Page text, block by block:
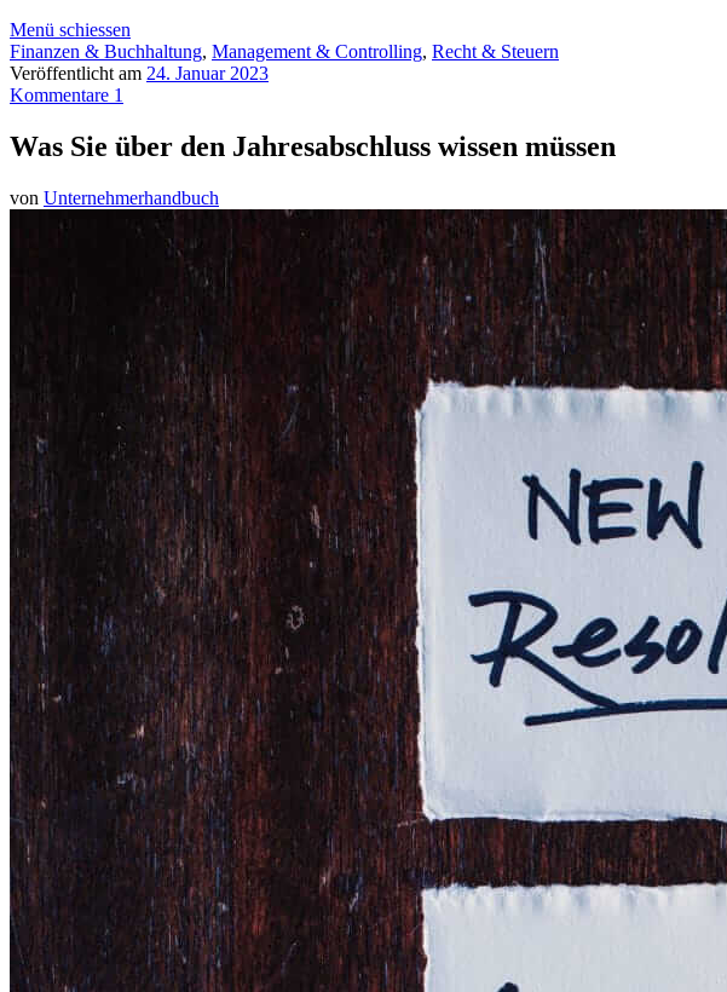
Menü schiessen
Finanzen & Buchhaltung, Management & Controlling, Recht & Steuern
Veröffentlicht am 24. Januar 2023
Kommentare 1
Was Sie über den Jahresabschluss wissen müssen
von Unternehmerhandbuch